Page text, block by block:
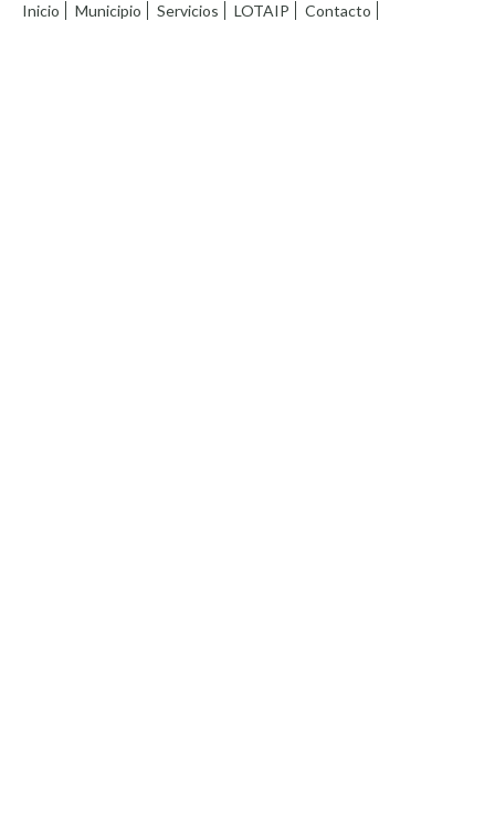
Inicio Municipio Servicios LOTAIP Contacto